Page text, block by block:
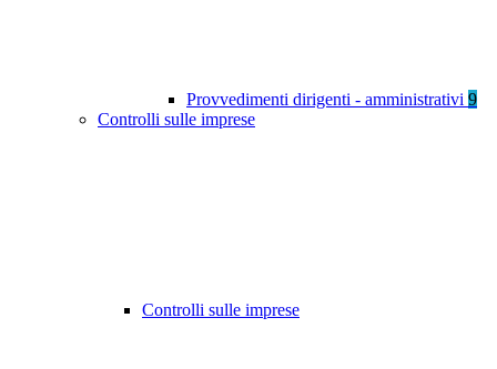
Provvedimenti dirigenti - amministrativi 9
Controlli sulle imprese
Controlli sulle imprese